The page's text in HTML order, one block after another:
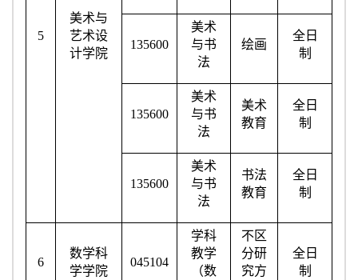
5
美术与
艺术设
计学院
135600
美术
与书
法
绘画
全日
制
135600
美术
与书
法
美术
教育
全日
制
135600
美术
与书
法
书法
教育
全日
制
6
数学科
学学院
045104
学科
教学
（数
不区
分研
究方
全日
制